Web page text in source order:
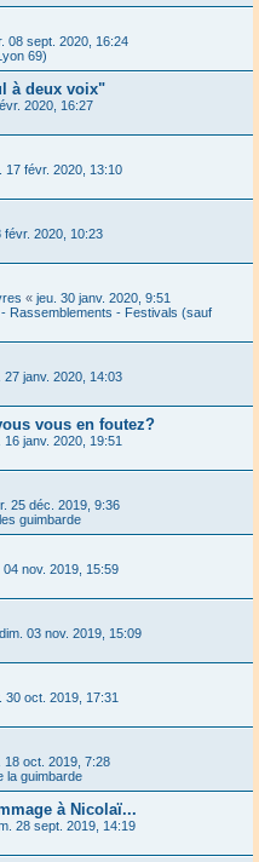
08 sept. 2020, 16:24
69)
à deux voix"
2020, 16:27
17 févr. 2020, 13:10
févr. 2020, 10:23
« jeu. 30 janv. 2020, 9:51
Rassemblements - Festivals (sauf
27 janv. 2020, 14:03
vous en foutez?
16 janv. 2020, 19:51
25 déc. 2019, 9:36
guimbarde
04 nov. 2019, 15:59
dim. 03 nov. 2019, 15:09
30 oct. 2019, 17:31
18 oct. 2019, 7:28
la guimbarde
à Nicolaï...
28 sept. 2019, 14:19